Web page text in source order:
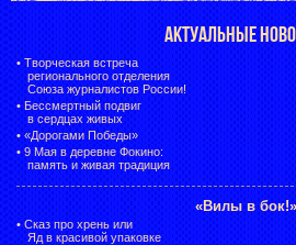
АКТУАЛЬНЫЕ
• Творческая встреча
регионального отделения
Союза журналистов России!
• Бессмертный подвиг
в сердцах живых
• «Дорогами Победы»
• 9 Мая в деревне Фокино:
память и живая традиция
«Вилы в бок!»
• Сказ про хрень или
Яд в красивой упаковке